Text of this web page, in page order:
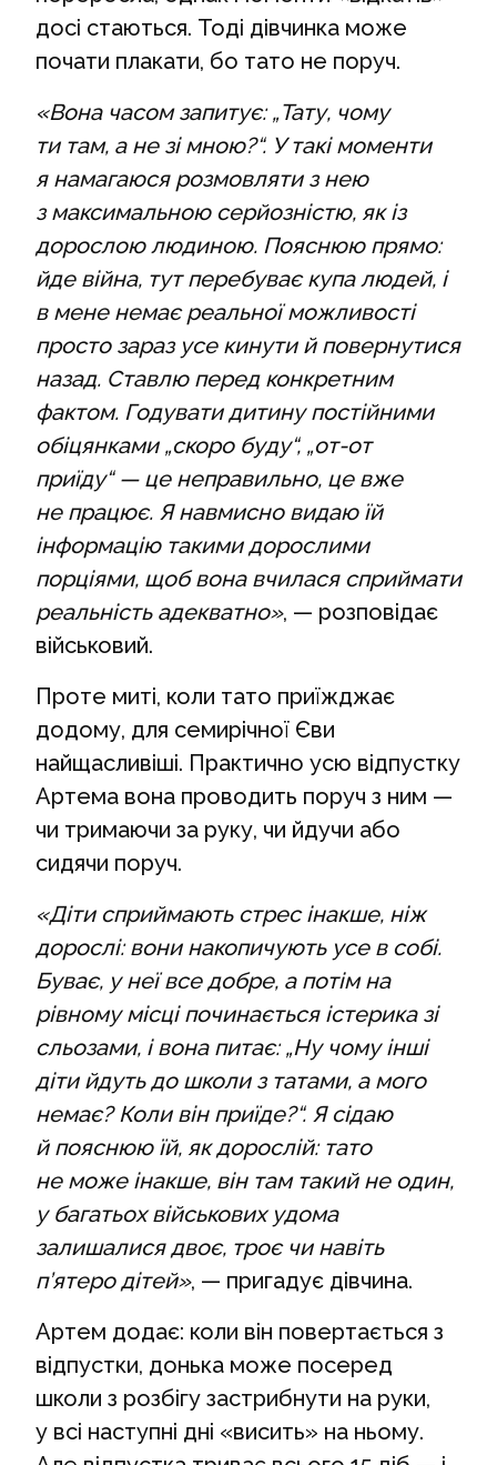
досі стаються. Тоді дівчинка може
почати плакати, бо тато не поруч.
«Вона часом запитує: „Тату, чому
ти там, а не зі мною?“. У такі моменти
я намагаюся розмовляти з нею
з максимальною серйозністю, як із
дорослою людиною. Пояснюю прямо:
йде війна, тут перебуває купа людей, і
в мене немає реальної можливості
просто зараз усе кинути й повернутися
назад. Ставлю перед конкретним
фактом. Годувати дитину постійними
обіцянками „скоро буду“, „от-от
приїду“ — це неправильно, це вже
не працює. Я навмисно видаю їй
інформацію такими дорослими
порціями, щоб вона вчилася сприймати
реальність адекватно», — розповідає
військовий.
Проте миті, коли тато приїжджає
додому, для семирічної Єви
найщасливіші. Практично усю відпустку
Артема вона проводить поруч з ним —
чи тримаючи за руку, чи йдучи або
сидячи поруч.
«Діти сприймають стрес інакше, ніж
дорослі: вони накопичують усе в собі.
Буває, у неї все добре, а потім на
рівному місці починається істерика зі
сльозами, і вона питає: „Ну чому інші
діти йдуть до школи з татами, а мого
немає? Коли він приїде?“. Я сідаю
й пояснюю їй, як дорослій: тато
не може інакше, він там такий не один,
у багатьох військових удома
залишалися двоє, троє чи навіть
п’ятеро дітей», — пригадує дівчина.
Артем додає: коли він повертається з
відпустки, донька може посеред
школи з розбігу застрибнути на руки,
у всі наступні дні «висить» на ньому.